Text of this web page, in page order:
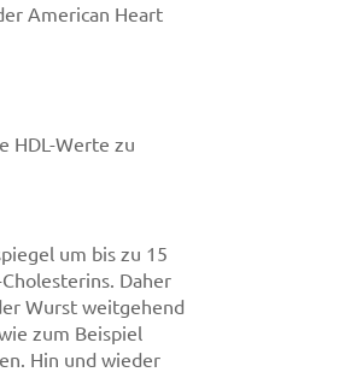
American Heart
HDL-Werte zu
um bis zu 15
Daher
Wurst weitgehend
zum Beispiel
Hin und wieder